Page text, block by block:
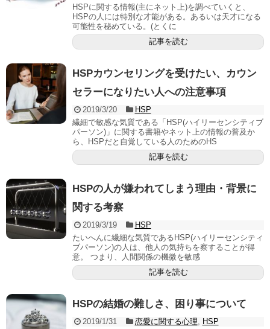
HSPに関する情報(主にネット上)を調べていくと、
HSPの人には特別な才能がある。あるいは天才になる
可能性を秘めている。(とくに
記事を読む
HSPカウンセリングを受けたい、カウン
セラーになりたい人への注意事項
2019/3/20
HSP
繊細で敏感な気質である「HSP(ハイリーセンシティブ
パーソン)」に関する書籍やネット上の情報の普及か
ら、HSPだと自覚している人のためのHS
記事を読む
HSPの人が嫌われてしまう理由・背景に
関する考察
2019/3/19
HSP
たいへんに繊細な気質であるHSP(ハイリーセンシティ
ブパーソン)の人は、他人の気持ちを察することが得
意。 つまり、人間関係の機微を敏感
記事を読む
HSPの結婚の難しさ、困り事について
2019/1/31 恋愛に関する心理, HSP